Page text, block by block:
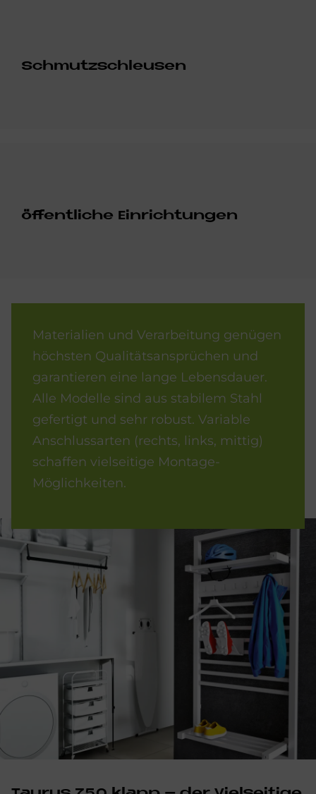
Schmutz­schleu­sen
öf­fent­li­che Ein­rich­tun­gen
Materialien und Verarbeitung genügen
höchsten Qualitätsansprüchen und
garantieren eine lange Lebensdauer.
Alle Modelle sind aus stabilem Stahl
gefertigt und sehr robust. Variable
Anschlussarten (rechts, links, mittig)
schaffen vielseitige Montage-
Möglichkeiten.